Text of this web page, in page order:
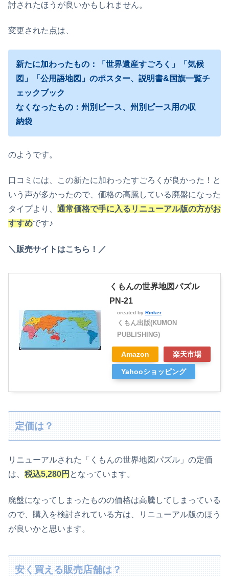
討されたほうが良いかもしれません。
変更された 点は、
新たに加わったもの ：「 世界遺産すごろく 」「 気候
図 」「 公用語地図 」のポスター、 説明書& 国旗一覧チ
ェックブック
なくなったもの ：州別 ピース、 州別ピース用の収
納袋
のようです。
口コミには、この新たに加わったすごろくが良かった！と
いう声が多かったので、価格の高騰している廃盤になった
タイプより、 通常価格で手に入るリニューアル版の方がお
すすめです♪
＼販売サイトはこちら！／
くもんの世界地図パズル
PN-21
created by Rinker
くもん出版(KUMON
PUBLISHING)
Amazon 楽天市場
Yahooショッピング
定価は？
リニューアルされた「くもんの世界地図パズル」の定価
は、 税込5,280円 となっています。
廃盤になってしまったものの価格は高騰してしまっている
ので
購入を検討されている方は、リニューアル版のほう
が良いかと思います。
安く買える販売店舗は？